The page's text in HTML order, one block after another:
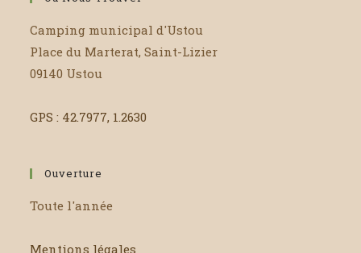
Camping municipal d'Ustou
Place du Marterat, Saint-Lizier
09140 Ustou
GPS : 42.7977, 1.2630
Ouverture
Toute l'année
Mentions légales